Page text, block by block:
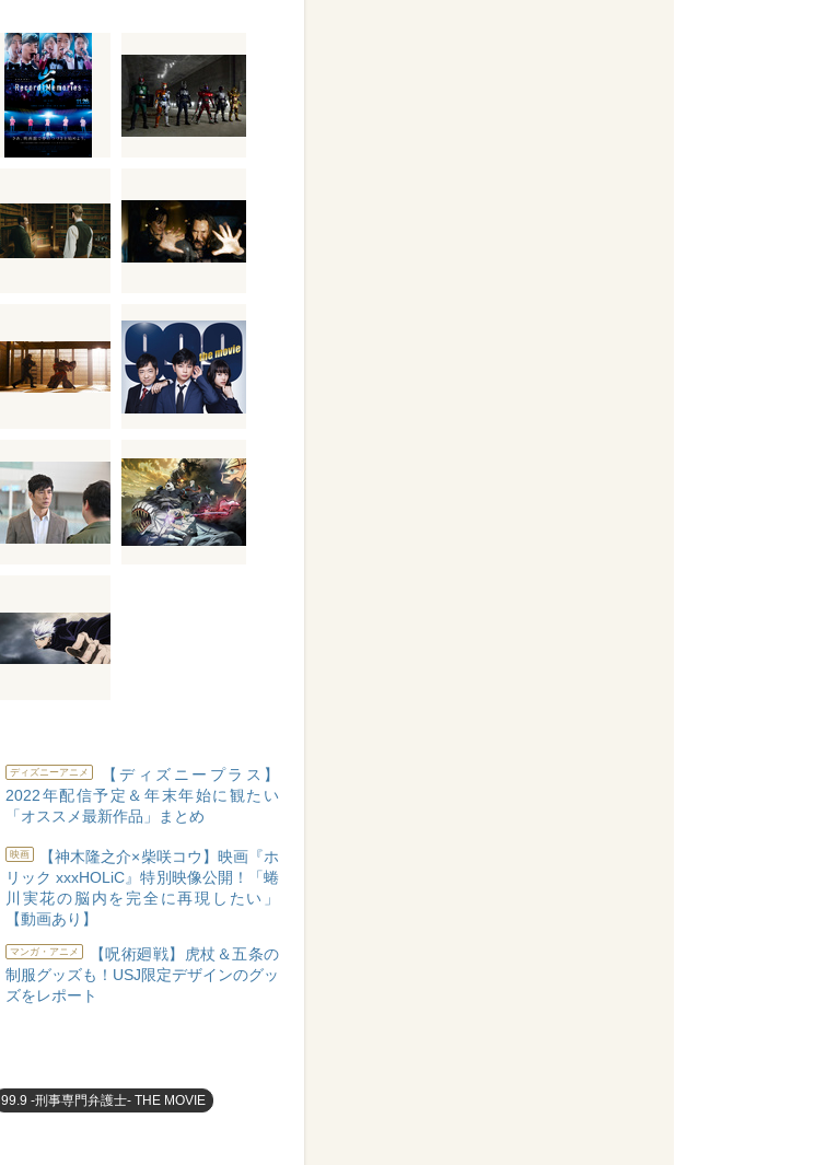
ディズニーアニメ
【ディズニープラス】
2022年配信予定＆年末年始に観たい
「オススメ最新作品」まとめ
映画
【神木隆之介×柴咲コウ】映画『ホ
リック xxxHOLiC』特別映像公開！「蜷
川実花の脳内を完全に再現したい」
【動画あり】
マンガ・アニメ
【呪術廻戦】虎杖＆五条の
制服グッズも！USJ限定デザインのグッ
ズをレポート
99.9 -刑事専門弁護士- THE MOVIE